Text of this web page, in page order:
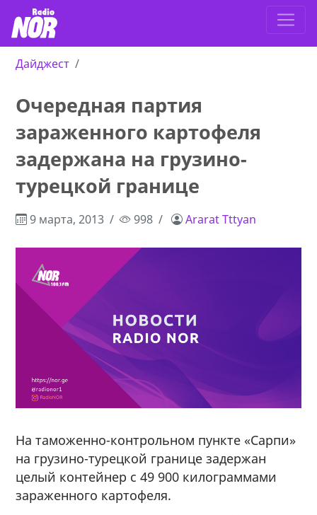
Дайджест
Очередная партия
зараженного картофеля
задержана на грузино-
турецкой границе
9 марта, 2013 998 Ararat Tttyan
На таможенно-контрольном пункте «Сарпи»
на грузино-турецкой границе задержан
целый контейнер с 49 900 килограммами
зараженного картофеля.